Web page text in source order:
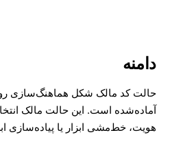
دامنه
حالت کد مالک شکل هماهنگ‌سازی
آماده‌شده است. این حالت مالک
هویت، خط‌مشی ابزار یا پیاده‌سازی